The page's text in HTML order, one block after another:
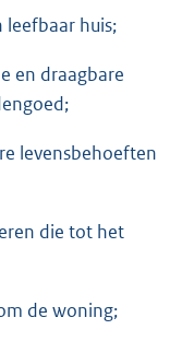
leefbaar huis;
en draagbare
levensbehoeften
die tot het
de woning;